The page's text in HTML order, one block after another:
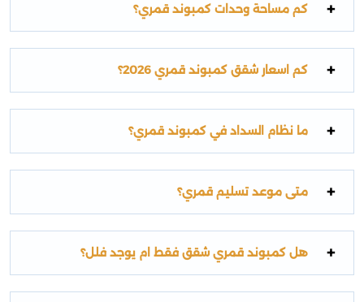
كم مساحة وحدات كمبوند قمري؟
كم اسعار شقق كمبوند قمري 2026؟
ما نظام السداد في كمبوند قمري؟
متى موعد تسليم قمري؟
هل كمبوند قمري شقق فقط ام يوجد فلل؟